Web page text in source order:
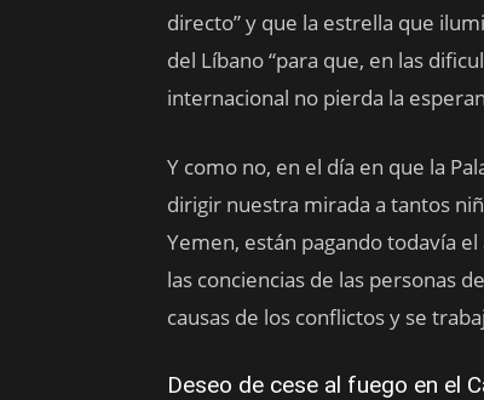
directo” y que la estrella que
del Líbano “para que, en las
internacional no pierda la
Y como no, en el día en que la
dirigir nuestra mirada a tantos
Yemen, están pagando todavía
las conciencias de las personas
causas de los conflictos y se
Deseo de cese al fuego en el